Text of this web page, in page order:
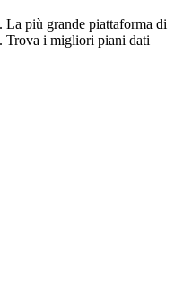
più grande piattaforma di
Trova i migliori piani dati